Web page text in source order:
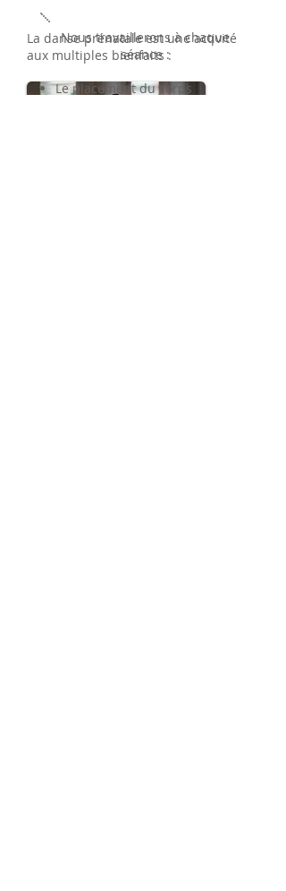
La danse prénatale est une activité
aux multiples bienfaits : ​
Nous travaillerons à chaque
séance :
Le placement du corps